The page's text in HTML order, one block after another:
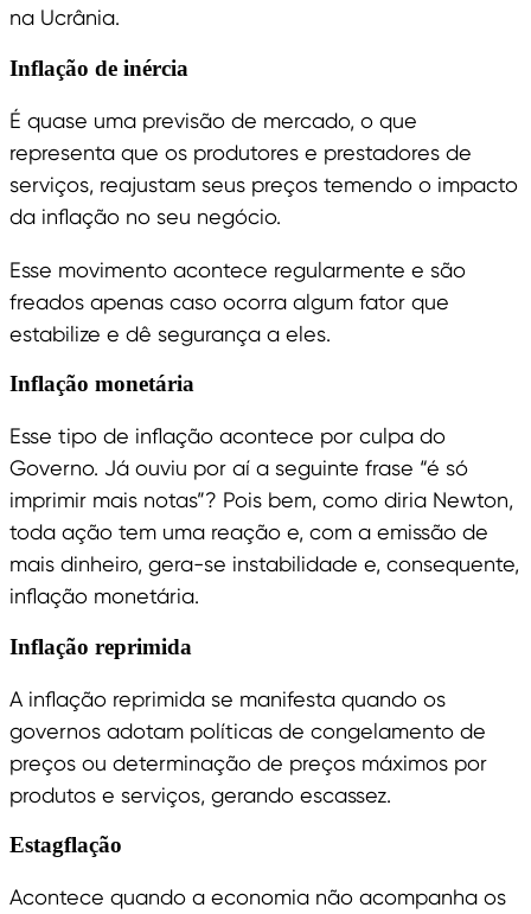
na Ucrânia.
Inflação de inércia
É quase uma previsão de mercado, o que
representa que os produtores e prestadores de
serviços, reajustam seus preços temendo o impacto
da inflação no seu negócio.
Esse movimento acontece regularmente e são
freados apenas caso ocorra algum fator que
estabilize e dê segurança a eles.
Inflação monetária
Esse tipo de inflação acontece por culpa do
Governo. Já ouviu por aí a seguinte frase “é só
imprimir mais notas”? Pois bem, como diria Newton,
toda ação tem uma reação e, com a emissão de
mais dinheiro, gera-se instabilidade e, consequente,
inflação monetária.
Inflação reprimida
A inflação reprimida se manifesta quando os
governos adotam políticas de congelamento de
preços ou determinação de preços máximos por
produtos e serviços, gerando escassez.
Estagflação
Acontece quando a economia não acompanha os